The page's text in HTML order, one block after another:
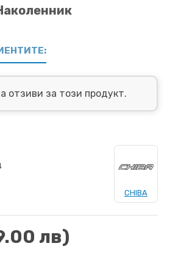
отзиви за този продукт.
лв)
CHIBA